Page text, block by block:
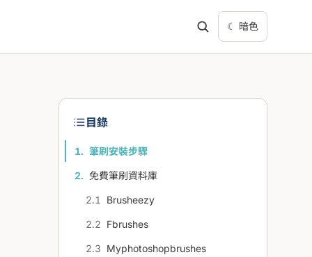
☾ 暗色
目錄
筆刷安裝步驟
免費筆刷資料庫
Brusheezy
Fbrushes
Myphotoshopbrushes